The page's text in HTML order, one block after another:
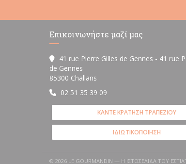
Επικοινωνήστε μαζί μας
41 rue Pierre Gilles de Gennes - 41 rue
de Gennes
85300 Challans
02 51 35 39 09
ΚΆΝΤΕ ΚΡΆΤΗΣΗ ΤΡΑΠΕΖΙΟΎ
ΙΔΙΩΤΙΚΟΠΟΊΗΣΗ
© 2026 LE GOURMANDIN — Η ΙΣΤΟΣΕΛΊΔΑ ΤΟΥ